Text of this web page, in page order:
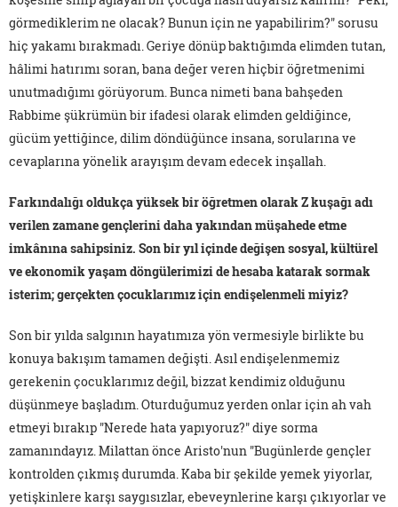
görmediklerim ne olacak? Bunun için ne yapabilirim?" sorusu
hiç yakamı bırakmadı. Geriye dönüp baktığımda elimden tutan,
hâlimi hatırımı soran, bana değer veren hiçbir öğretmenimi
unutmadığımı görüyorum. Bunca nimeti bana bahşeden
Rabbime şükrümün bir ifadesi olarak elimden geldiğince,
gücüm yettiğince, dilim döndüğünce insana, sorularına ve
cevaplarına yönelik arayışım devam edecek inşallah.
Farkındalığı oldukça yüksek bir öğretmen olarak Z kuşağı adı
verilen zamane gençlerini daha yakından müşahede etme
imkânına sahipsiniz. Son bir yıl içinde değişen sosyal, kültürel
ve ekonomik yaşam döngülerimizi de hesaba katarak sormak
isterim; gerçekten çocuklarımız için endişelenmeli miyiz?
Son bir yılda salgının hayatımıza yön vermesiyle birlikte bu
konuya bakışım tamamen değişti. Asıl endişelenmemiz
gerekenin çocuklarımız değil, bizzat kendimiz olduğunu
düşünmeye başladım. Oturduğumuz yerden onlar için ah vah
etmeyi bırakıp "Nerede hata yapıyoruz?" diye sorma
zamanındayız. Milattan önce Aristo'nun "Bugünlerde gençler
kontrolden çıkmış durumda. Kaba bir şekilde yemek yiyorlar,
yetişkinlere karşı saygısızlar, ebeveynlerine karşı çıkıyorlar ve